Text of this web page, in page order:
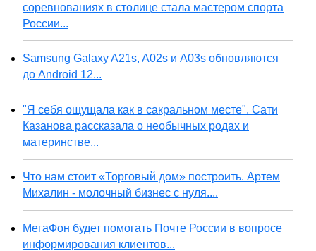
соревнованиях в столице стала мастером спорта
России...
Samsung Galaxy A21s, A02s и A03s обновляются
до Android 12...
"Я себя ощущала как в сакральном месте". Сати
Казанова рассказала о необычных родах и
материнстве...
Что нам стоит «Торговый дом» построить. Артем
Михалин - молочный бизнес с нуля....
МегаФон будет помогать Почте России в вопросе
информирования клиентов...